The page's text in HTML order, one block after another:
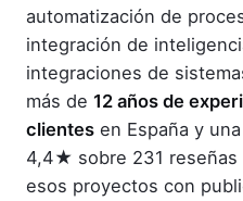
automatización de
integración de
integraciones de
más de 12 años de
clientes en España y
4,4★ sobre 231 reseñas
esos proyectos con